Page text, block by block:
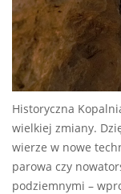
Historyczna
wielkiej zmiany.
wierze w nowe
parowa czy
podziemnymi –